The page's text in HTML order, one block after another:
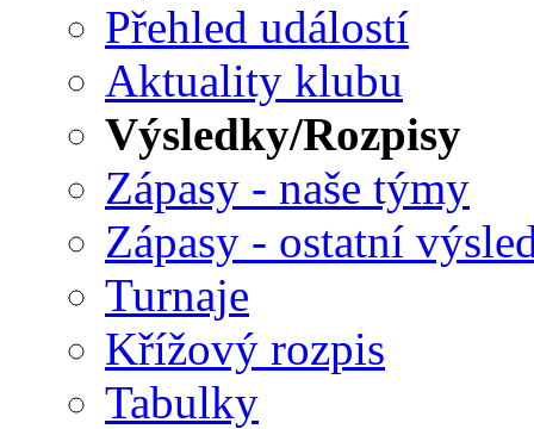
Přehled událostí
Aktuality klubu
Výsledky/Rozpisy
Zápasy - naše týmy
Zápasy - ostatní
Turnaje
Křížový rozpis
Tabulky